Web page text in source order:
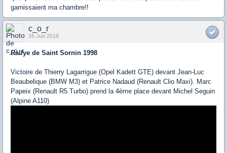
garnissaient ma chambre!!
c_o_r
26 Jun 2018
Rallye de Saint Sornin 1998
Victoire de Thierry Lagarrigue (Opel Kadett GTE) devant Jean-Luc
Beaubelique (BMW M3) et Patrice Nadaud (Renault Clio Maxi). Marc
Papeix (Renault R5 Turbo) prend la 4ème place devant Michel Seguin
(Alpine A110)